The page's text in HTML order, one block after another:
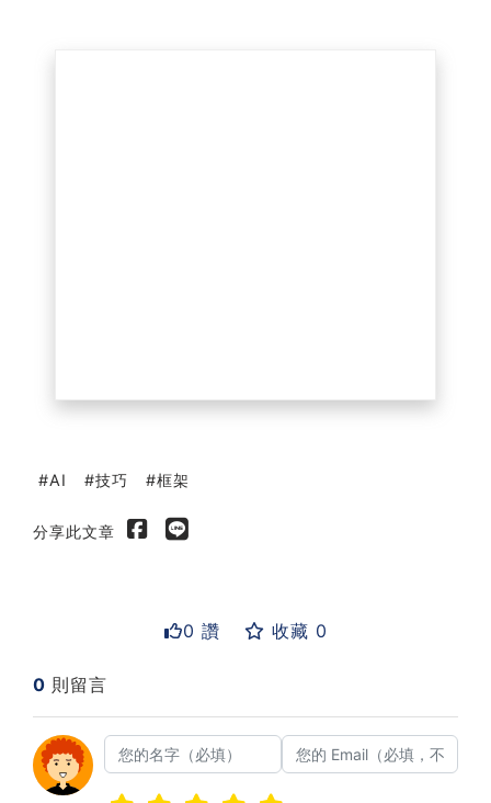
AI 技巧 框架
分享此文章
0 讚 收藏 0
0 則留言